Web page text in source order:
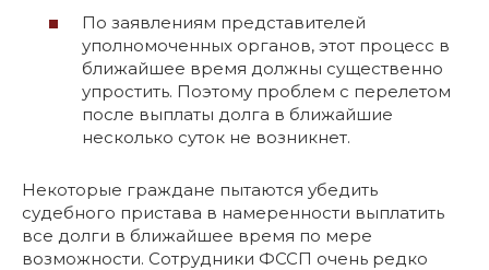
По заявлениям представителей
уполномоченных органов, этот процесс в
ближайшее время должны существенно
упростить. Поэтому проблем с перелетом
после выплаты долга в ближайшие
несколько суток не возникнет.
Некоторые граждане пытаются убедить
судебного пристава в намеренности выплатить
все долги в ближайшее время по мере
возможности. Сотрудники ФССП очень редко